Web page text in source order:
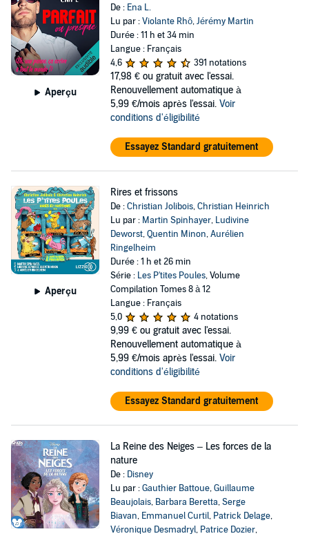
Aperçu
De : Ena L.
Lu par :Violante Rhô,Jérémy Martin
Durée : 11 h et 34 min
Langue : Français
4,6
391 notations
17,98 € ou gratuit avec l'essai.
Renouvellement automatique à
5,99 €/mois après l'essai. Voir
conditions d'éligibilité
Essayez Standard gratuitement
Aperçu
Rires et frissons
De :Christian Jolibois,Christian Heinrich
Lu par : Martin Spinhayer, Ludivine
Deworst,Quentin Minon,Aurélien
Ringelheim
Durée : 1 h et 26 min
Série : Les P'tites Poules, Volume
Compilation Tomes 8 à 12
Langue : Français
5,0
4 notations
9,99 € ou gratuit avec l'essai.
Renouvellement automatique à
5,99 €/mois après l'essai. Voir
conditions d'éligibilité
Essayez Standard gratuitement
La Reine des Neiges – Les forces de la
nature
De : Disney
Lu par :Gauthier Battoue,Guillaume
Beaujolais, Barbara Beretta,Serge
Biavan, Emmanuel Curtil, Patrick Delage,
Véronique Desmadryl, Patrice Dozier,